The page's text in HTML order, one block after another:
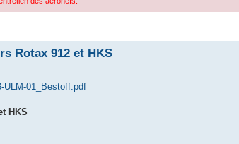
Rotax 912 et HKS
ULM-01_Bestoff.pdf
HKS